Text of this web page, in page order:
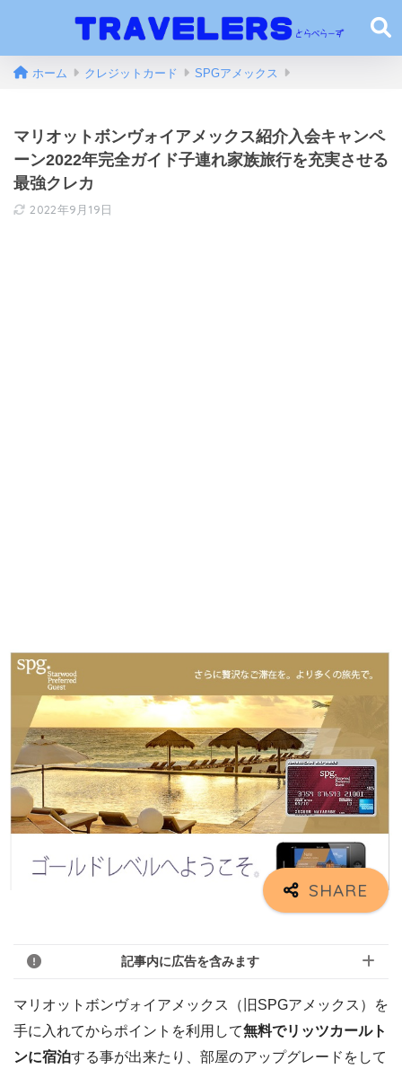
ホーム クレジットカード SPGアメックス
マリオットボンヴォイアメックス紹介入会キャンペ
ーン2022年完全ガイド子連れ家族旅行を充実させる
最強クレカ
2022年9月19日
記事内に広告を含みます
マリオットボンヴォイアメックス（旧SPGアメックス）を
手に入れてからポイントを利用して無料でリッツカールト
ンに宿泊する事が出来たり、部屋のアップグレードをして